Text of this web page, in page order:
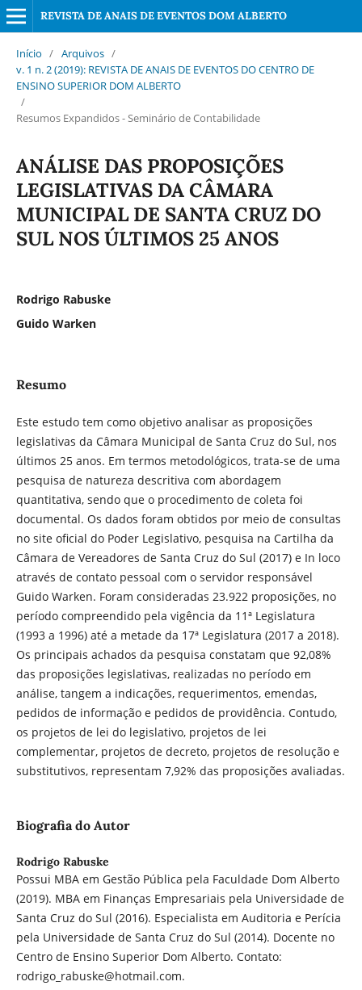
REVISTA DE ANAIS DE EVENTOS DOM ALBERTO
Início / Arquivos /
v. 1 n. 2 (2019): REVISTA DE ANAIS DE EVENTOS DO CENTRO DE
ENSINO SUPERIOR DOM ALBERTO
/
Resumos Expandidos - Seminário de Contabilidade
ANÁLISE DAS PROPOSIÇÕES
LEGISLATIVAS DA CÂMARA
MUNICIPAL DE SANTA CRUZ DO
SUL NOS ÚLTIMOS 25 ANOS
Rodrigo Rabuske
Guido Warken
Resumo
Este estudo tem como objetivo analisar as proposições
legislativas da Câmara Municipal de Santa Cruz do Sul, nos
últimos 25 anos. Em termos metodológicos, trata-se de uma
pesquisa de natureza descritiva com abordagem
quantitativa, sendo que o procedimento de coleta foi
documental. Os dados foram obtidos por meio de consultas
no site oficial do Poder Legislativo, pesquisa na Cartilha da
Câmara de Vereadores de Santa Cruz do Sul (2017) e In loco
através de contato pessoal com o servidor responsável
Guido Warken. Foram consideradas 23.922 proposições, no
período compreendido pela vigência da 11ª Legislatura
(1993 a 1996) até a metade da 17ª Legislatura (2017 a 2018).
Os principais achados da pesquisa constatam que 92,08%
das proposições legislativas, realizadas no período em
análise, tangem a indicações, requerimentos, emendas,
pedidos de informação e pedidos de providência. Contudo,
os projetos de lei do legislativo, projetos de lei
complementar, projetos de decreto, projetos de resolução e
substitutivos, representam 7,92% das proposições avaliadas.
Biografia do Autor
Rodrigo Rabuske
Possui MBA em Gestão Pública pela Faculdade Dom Alberto
(2019). MBA em Finanças Empresariais pela Universidade de
Santa Cruz do Sul (2016). Especialista em Auditoria e Perícia
pela Universidade de Santa Cruz do Sul (2014). Docente no
Centro de Ensino Superior Dom Alberto. Contato:
rodrigo_rabuske@hotmail.com.